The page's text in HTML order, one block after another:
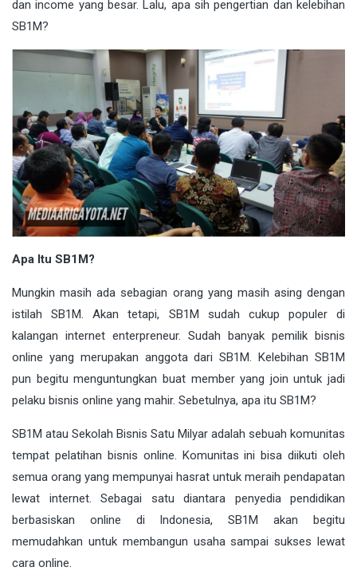
dan income yang besar. Lalu, apa sih pengertian dan kelebihan
SB1M?
Apa Itu SB1M?
Mungkin masih ada sebagian orang yang masih asing dengan
istilah SB1M. Akan tetapi, SB1M sudah cukup populer di
kalangan internet enterpreneur. Sudah banyak pemilik bisnis
online yang merupakan anggota dari SB1M. Kelebihan SB1M
pun begitu menguntungkan buat member yang join untuk jadi
pelaku bisnis online yang mahir. Sebetulnya, apa itu SB1M?
SB1M atau Sekolah Bisnis Satu Milyar adalah sebuah komunitas
tempat pelatihan bisnis online. Komunitas ini bisa diikuti oleh
semua orang yang mempunyai hasrat untuk meraih pendapatan
lewat internet. Sebagai satu diantara penyedia pendidikan
berbasiskan online di Indonesia, SB1M akan begitu
memudahkan untuk membangun usaha sampai sukses lewat
cara online.